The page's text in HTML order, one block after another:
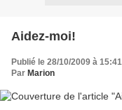
Aidez-moi!
Publié le 28/10/2009 à 15:41
Par Marion